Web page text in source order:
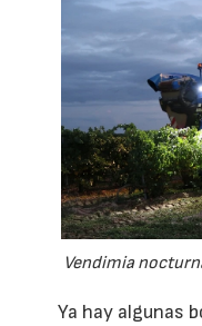
Vendimia
Ya hay algunas